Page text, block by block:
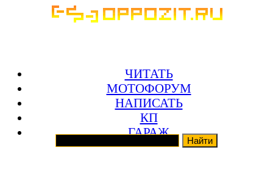
ЧИТАТЬ
МОТОФОРУМ
НАПИСАТЬ
КП
ГАРАЖ